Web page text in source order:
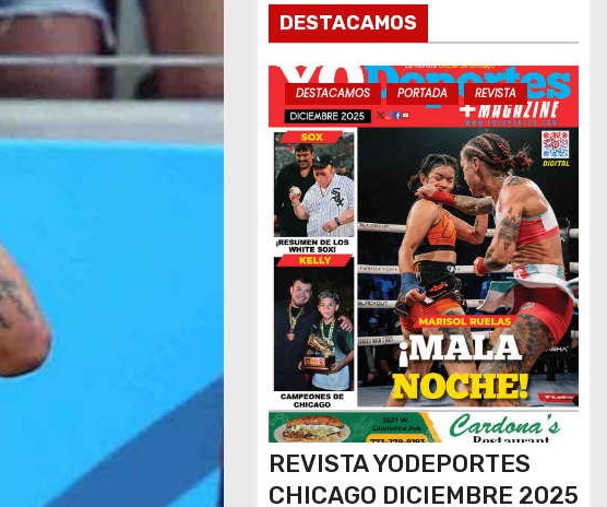
DESTACAMOS
DESTACAMOS PORTADA REVISTA
REVISTA YODEPORTES
CHICAGO DICIEMBRE 2025